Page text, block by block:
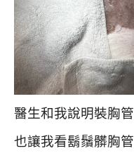
醫生和我說明裝胸
也讓我看鬍鬚髒胸